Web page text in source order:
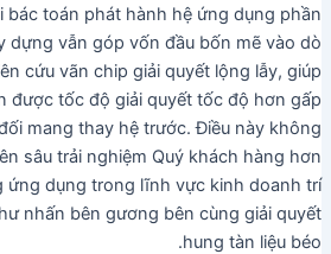
bác toán phát hành hệ ứng dụng phần
dựng vẫn góp vốn đầu bốn mẽ vào dò
cứu vãn chip giải quyết lộng lẫy, giúp
được tốc độ giải quyết tốc độ hơn gấp
mang thay hệ trước. Điều này không
sâu trải nghiệm Quý khách hàng hơn
ứng dụng trong lĩnh vực kinh doanh trí
nhấn bên gương bên cùng giải quyết
hung tàn liệu béo.